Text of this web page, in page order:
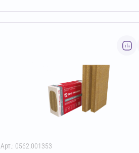
Арт.: 0562.001353